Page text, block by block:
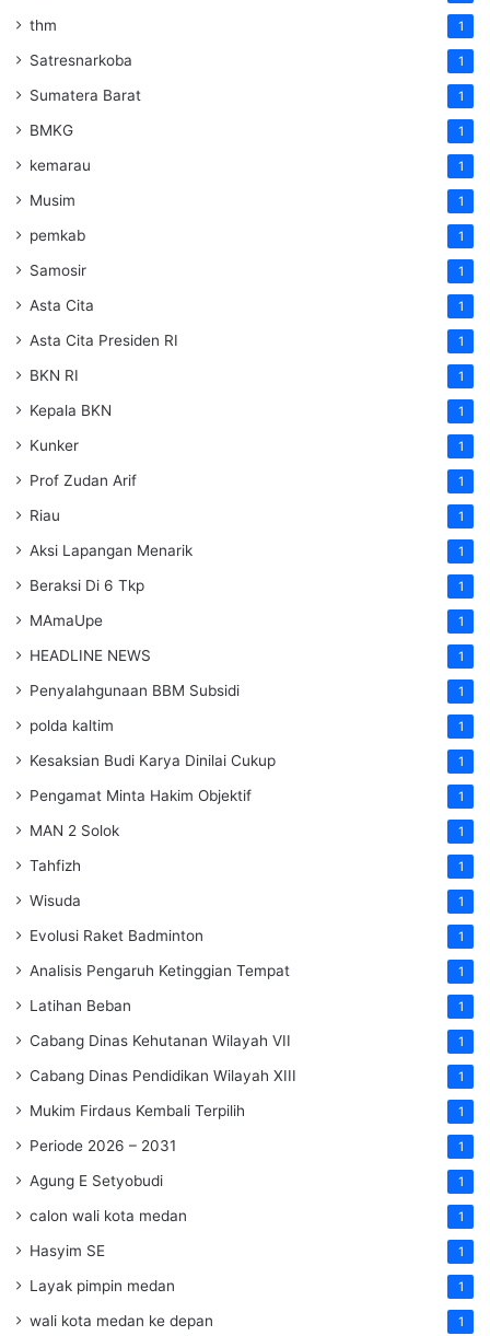
thm 1
Satresnarkoba 1
Sumatera Barat 1
BMKG 1
kemarau 1
Musim 1
pemkab 1
Samosir 1
Asta Cita 1
Asta Cita Presiden RI 1
BKN RI 1
Kepala BKN 1
Kunker 1
Prof Zudan Arif 1
Riau 1
Aksi Lapangan Menarik 1
Beraksi Di 6 Tkp 1
MAmaUpe 1
HEADLINE NEWS 1
Penyalahgunaan BBM Subsidi 1
polda kaltim 1
Kesaksian Budi Karya Dinilai Cukup 1
Pengamat Minta Hakim Objektif 1
MAN 2 Solok 1
Tahfizh 1
Wisuda 1
Evolusi Raket Badminton 1
Analisis Pengaruh Ketinggian Tempat 1
Latihan Beban 1
Cabang Dinas Kehutanan Wilayah VII 1
Cabang Dinas Pendidikan Wilayah XIII 1
Mukim Firdaus Kembali Terpilih 1
Periode 2026 – 2031 1
Agung E Setyobudi 1
calon wali kota medan 1
Hasyim SE 1
Layak pimpin medan 1
wali kota medan ke depan 1